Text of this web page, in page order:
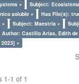
×
Subject:
soluble ×
Has File(s):
×
Subject: Maestría ×
Author: Castillo Arias, Edith de
×
1-1 of 1